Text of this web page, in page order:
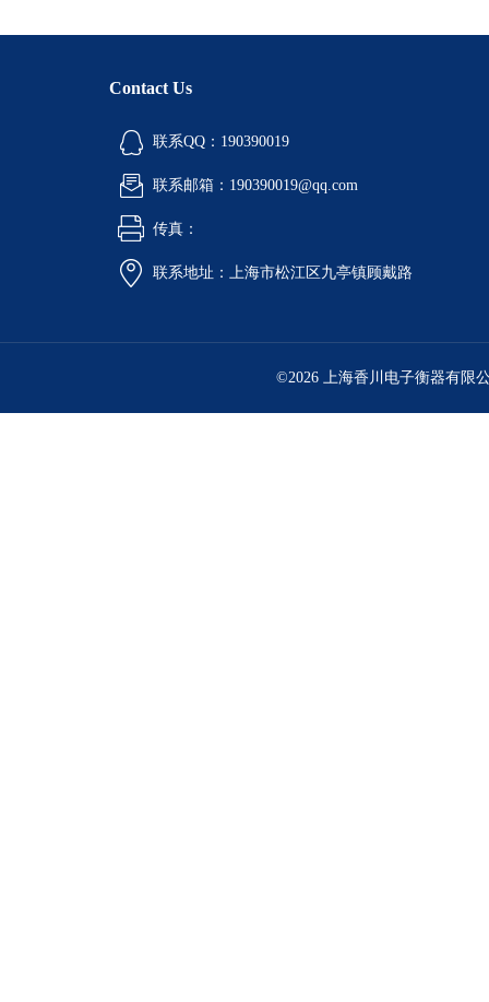
Contact Us
联系QQ：190390019
联系邮箱：190390019@qq.com
传真：
联系地址：上海市松江区九亭镇顾戴路
©2026 上海香川电子衡器有限